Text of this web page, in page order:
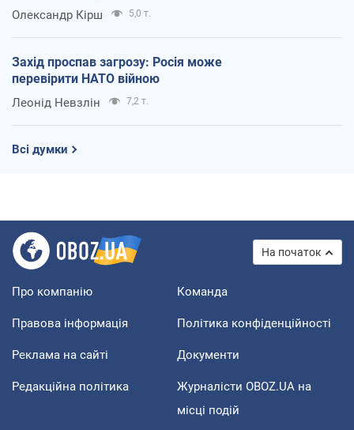
Олександр Кірш 5,0 т.
Захід проспав загрозу: Росія може
перевірити НАТО війною
Леонід Невзлін 7,2 т.
Всі думки
На початок
Про компанію Команда
Правова інформація Політика конфіденційності
Реклама на сайті Документи
Редакційна політика
Журналісти OBOZ.UA на
місці подій